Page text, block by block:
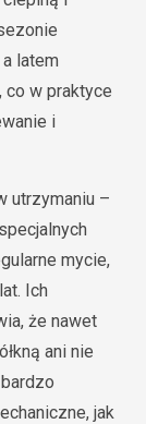
latem
co w praktyce
i
utrzymaniu –
mycie,
Ich
że nawet
ani nie
jak